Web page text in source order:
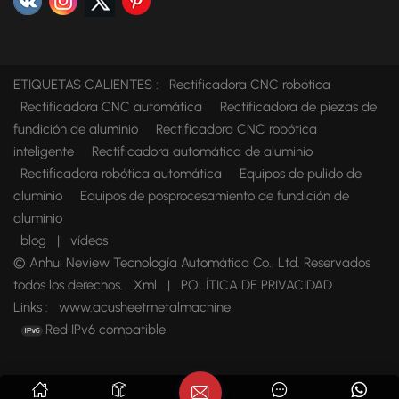
ETIQUETAS CALIENTES :
Rectificadora CNC robótica
Rectificadora CNC automática
Rectificadora de piezas de
fundición de aluminio
Rectificadora CNC robótica
inteligente
Rectificadora automática de aluminio
Rectificadora robótica automática
Equipos de pulido de
aluminio
Equipos de posprocesamiento de fundición de
aluminio
blog
|
vídeos
© Anhui Neview Tecnología Automática Co., Ltd. Reservados
todos los derechos.
Xml |
POLÍTICA DE PRIVACIDAD
Links :
www.acusheetmetalmachine
Red IPv6 compatible